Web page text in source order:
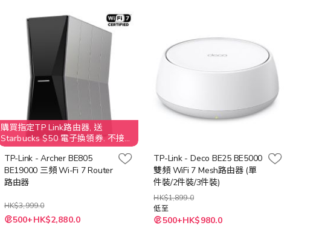
購買指定TP Link路由器, 送
Starbucks $50 電子換領券. 不接受
取消訂單；客人需要退還贈品
Starbucks $50 之價值
TP-Link - Archer BE805
BE19000 三頻 Wi-Fi 7 Router
路由器
HK$3,999.0
特
殊 500+HK$2,880.0
TP-Link - Deco BE25 BE5000
雙頻 WiFi 7 Mesh路由器 (單
件裝/2件裝/3件裝)
HK$1,899.0
低至
500+HK$980.0